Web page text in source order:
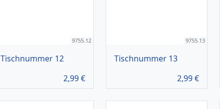
9755.12
Tischnummer 12
2,99€
9755.13
Tischnummer 13
2,99€